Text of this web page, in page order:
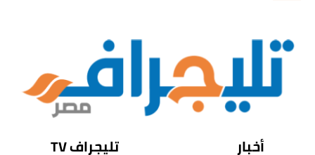
أخبار
تليجراف TV